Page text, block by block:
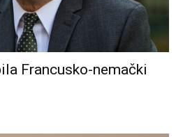
Francusko-nemački